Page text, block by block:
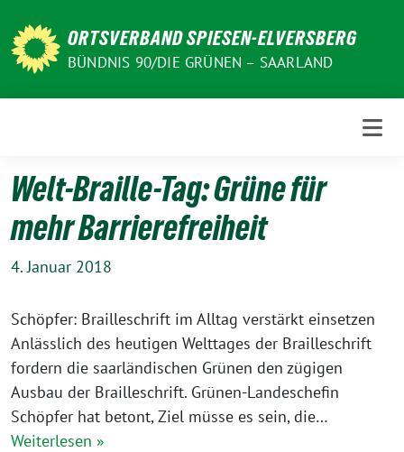
zum
Inhalt
ORTSVERBAND SPIESEN-ELVERSBERG
BÜNDNIS 90/DIE GRÜNEN – SAARLAND
Welt-Braille-Tag: Grüne für
mehr Barrierefreiheit
4. Januar 2018
Schöpfer: Brailleschrift im Alltag verstärkt einsetzen
Anlässlich des heutigen Welttages der Brailleschrift
fordern die saarländischen Grünen den zügigen
Ausbau der Brailleschrift. Grünen-Landeschefin
Schöpfer hat betont, Ziel müsse es sein, die…
Weiterlesen »